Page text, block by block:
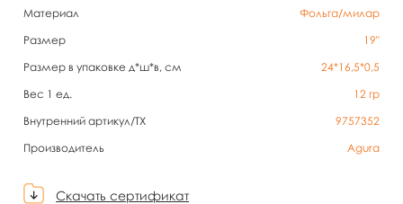
Материал
Фольга/милар
Размер
19"
Размер в упаковке д*ш*в, см
24*16,5*0,5
Вес 1 ед.
12 гр
Внутренний артикул/TX
9757352
Производитель
Agura
Скачать сертификат